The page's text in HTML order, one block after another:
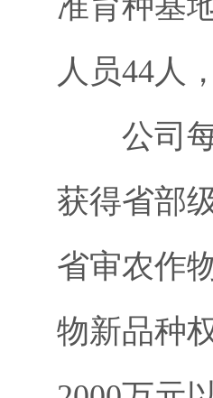
人员44人
公司每
获得省部
省审农作
物新品种